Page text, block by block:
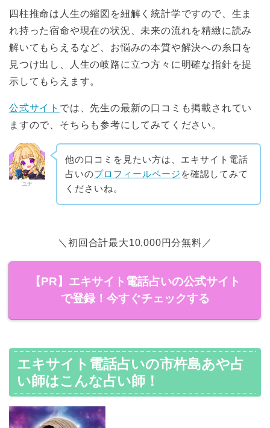
四柱推命は人生の縮図を紐解く統計学ですので、生ま
れ持った宿命や現在の状況、未来の流れを精緻に読み
解いてもらえるなど、お悩みの本質や解決への糸口を
見つけ出し、人生の岐路に立つ方々に明確な指針を提
示してもらえます。
公式サイト では、先生の最新の口コミも掲載されてい
ますので、そちらも参考にしてみてください。
ユナ
他の口コミを見たい方は、エキサイト電話
占いのプロフィールページ を確認してみて
くださいね。
＼初回合計最大10,000円分無料／
【PR】エキサイト電話占いの公式サイト
で登録！今すぐチェックする
エキサイト電話占いの市杵島あや占
い師はこんな占い師！